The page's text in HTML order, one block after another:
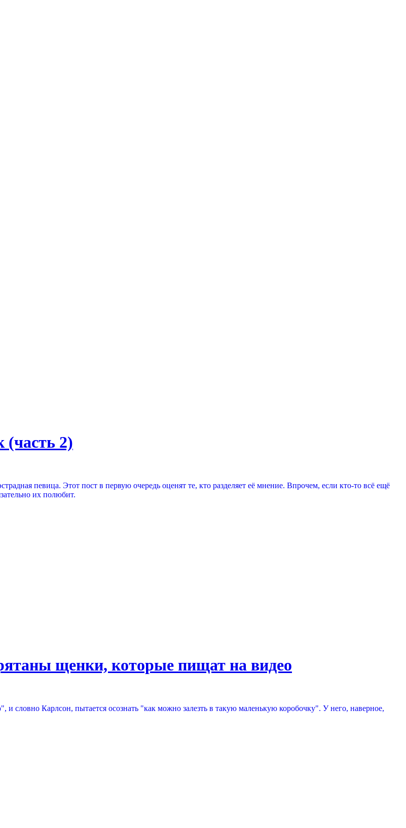
2)
певица. Этот пост в первую очередь оценят те, кто разделяет её мнение. Впрочем, если кто-то всё ещё
их полюбит.
щенки, которые пищат на видео
словно Карлсон, пытается осознать "как можно залезть в такую маленькую коробочку". У него, наверное,